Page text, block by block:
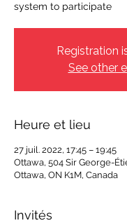
system to participate
Registration
See other
Heure et lieu
27 juil. 2022, 17:45 – 19:45
Ottawa, 504 Sir George-
Ottawa, ON K1M, Canada
Invités